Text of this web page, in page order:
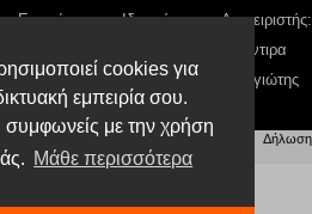
cookies για
εμπειρία σου.
συμφωνείς με την χρήση
Μάθε περισσότερα
Ιδιοκτήτης και Διαχειριστής:
Γιαννουσά Βασιλική, Διευθύντιρα
Δικαιούχος domain name Παναγιώτης
Φιλίππου
Προσωπικών Δεδομένων |Όροι χρήσης
Δήλωση
Συμμόρφωσης